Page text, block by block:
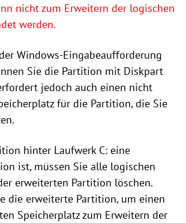
nicht zum Erweitern der logischen
werden.
Windows-Eingabeaufforderung
Sie die Partition mit Diskpart
jedoch auch einen nicht
für die Partition, die Sie
hinter Laufwerk C: eine
ist, müssen Sie alle logischen
erweiterten Partition löschen.
die erweiterte Partition, um einen
Speicherplatz zum Erweitern der